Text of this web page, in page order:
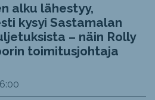
alku lähestyy,
kysyi Sastamalan
– näin Rolly
toimitusjohtaja